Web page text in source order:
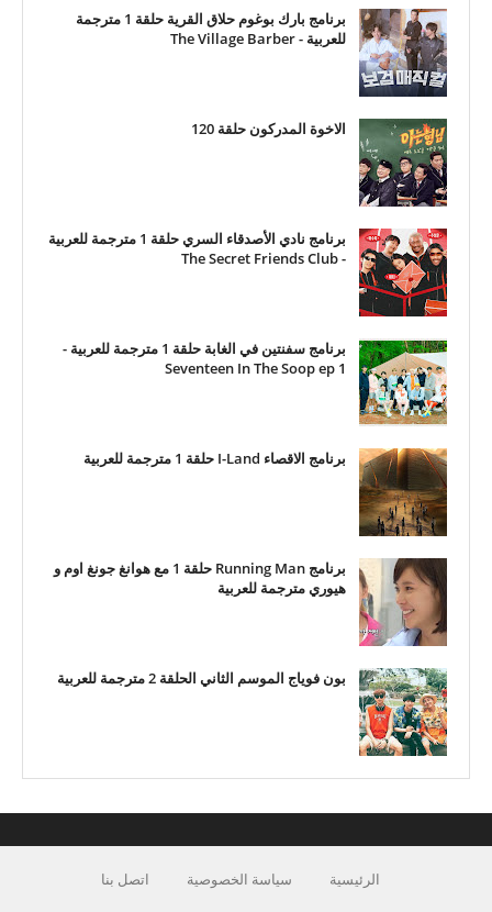
برنامج بارك بوغوم حلاق القرية حلقة 1 مترجمة
للعربية - The Village Barber
الاخوة المدركون حلقة 120
برنامج نادي الأصدقاء السري حلقة 1 مترجمة للعربية
- The Secret Friends Club
برنامج سفنتين في الغابة حلقة 1 مترجمة للعربية -
Seventeen In The Soop ep 1
برنامج الاقصاء I-Land حلقة 1 مترجمة للعربية
برنامج Running Man حلقة 1 مع هوانغ جونغ اوم و
هيوري مترجمة للعربية
بون فوياج الموسم الثاني الحلقة 2 مترجمة للعربية
الرئيسية سياسة الخصوصية اتصل بنا